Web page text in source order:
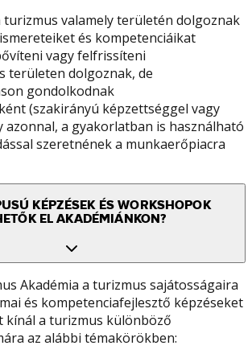
turizmus valamely területén dolgoznak
és kompetenciáikat
vagy felfrissíteni
területen dolgoznak, de
gondolkodnak
(szakirányú képzettséggel vagy
azonnal, a gyakorlatban is használható
szeretnének a munkaerőpiacra
KÉPZÉSEK ÉS WORKSHOPOK
EL AKADÉMIÁNKON?
Akadémia a turizmus sajátosságaira
és kompetenciafejlesztő képzéseket
kínál a turizmus különböző
az alábbi témakörökben: